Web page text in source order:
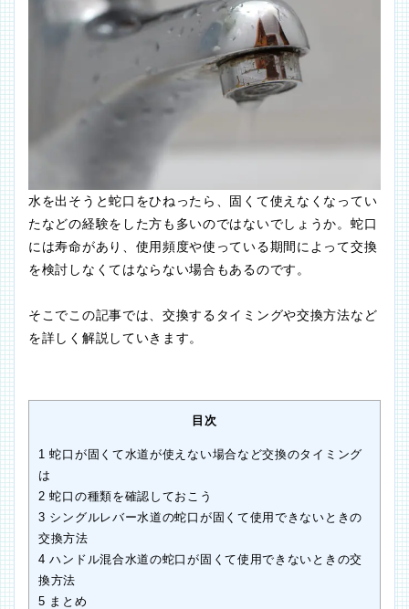
水を出そうと蛇口をひねったら、固くて使えなくなってい
たなどの経験をした方も多いのではないでしょうか。蛇口
には寿命があり、使用頻度や使っている期間によって交換
を検討しなくてはならない場合もあるのです。
そこでこの記事では、交換するタイミングや交換方法など
を詳しく解説していきます。
目次
1 蛇口が固くて水道が使えない場合など交換のタイミング
は
2 蛇口の種類を確認しておこう
3 シングルレバー水道の蛇口が固くて使用できないときの
交換方法
4 ハンドル混合水道の蛇口が固くて使用できないときの交
換方法
5 まとめ